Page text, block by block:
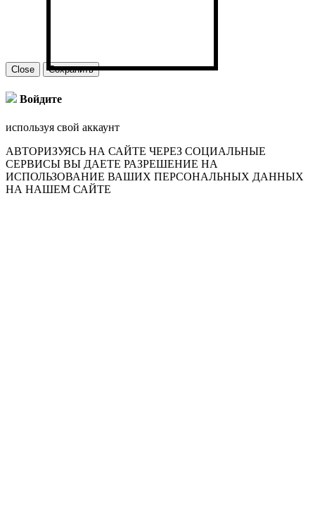
Close Сохранить
Войдите
используя свой аккаунт
АВТОРИЗУЯСЬ НА САЙТЕ ЧЕРЕЗ СОЦИАЛЬНЫЕ
СЕРВИСЫ ВЫ ДАЕТЕ РАЗРЕШЕНИЕ НА
ИСПОЛЬЗОВАНИЕ ВАШИХ ПЕРСОНАЛЬНЫХ ДАННЫХ
НА НАШЕМ САЙТЕ